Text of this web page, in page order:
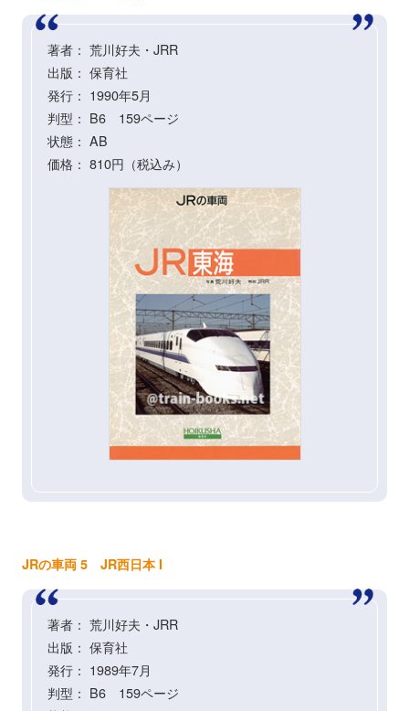
著者： 荒川好夫・JRR
出版： 保育社
発行： 1990年5月
判型： B6 159ページ
状態： AB
価格： 810円（税込み）
JRの車両 5 JR西日本 I
著者： 荒川好夫・JRR
出版： 保育社
発行： 1989年7月
判型： B6 159ページ